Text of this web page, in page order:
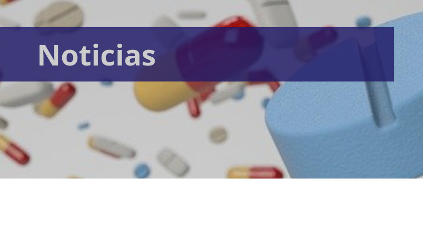
Noticias